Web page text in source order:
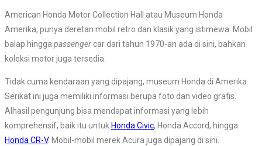
American Honda Motor Collection Hall atau Museum Honda
Amerika, punya deretan mobil retro dan klasik yang istimewa. Mobil
balap hingga passenger car dari tahun 1970-an ada di sini, bahkan
koleksi motor juga tersedia.
Tidak cuma kendaraan yang dipajang, museum Honda di Amerika
Serikat ini juga memiliki informasi berupa foto dan video grafis.
Alhasil pengunjung bisa mendapat informasi yang lebih
komprehensif, baik itu untuk Honda Civic, Honda Accord, hingga
Honda CR-V. Mobil-mobil merek Acura juga dipajang di sini.